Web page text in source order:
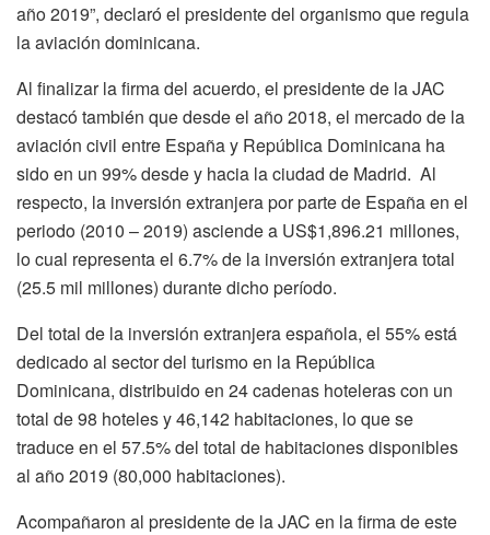
año 2019”, declaró el presidente del organismo que regula
la aviación dominicana.
Al finalizar la firma del acuerdo, el presidente de la JAC
destacó también que desde el año 2018, el mercado de la
aviación civil entre España y República Dominicana ha
sido en un 99% desde y hacia la ciudad de Madrid. Al
respecto, la inversión extranjera por parte de España en el
periodo (2010 – 2019) asciende a US$1,896.21 millones,
lo cual representa el 6.7% de la inversión extranjera total
(25.5 mil millones) durante dicho período.
Del total de la inversión extranjera española, el 55% está
dedicado al sector del turismo en la República
Dominicana, distribuido en 24 cadenas hoteleras con un
total de 98 hoteles y 46,142 habitaciones, lo que se
traduce en el 57.5% del total de habitaciones disponibles
al año 2019 (80,000 habitaciones).
Acompañaron al presidente de la JAC en la firma de este